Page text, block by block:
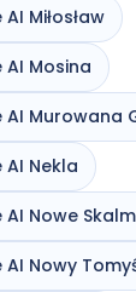
Miłosław
Mosina
AI Murowana
Nekla
Nowe
Nowy